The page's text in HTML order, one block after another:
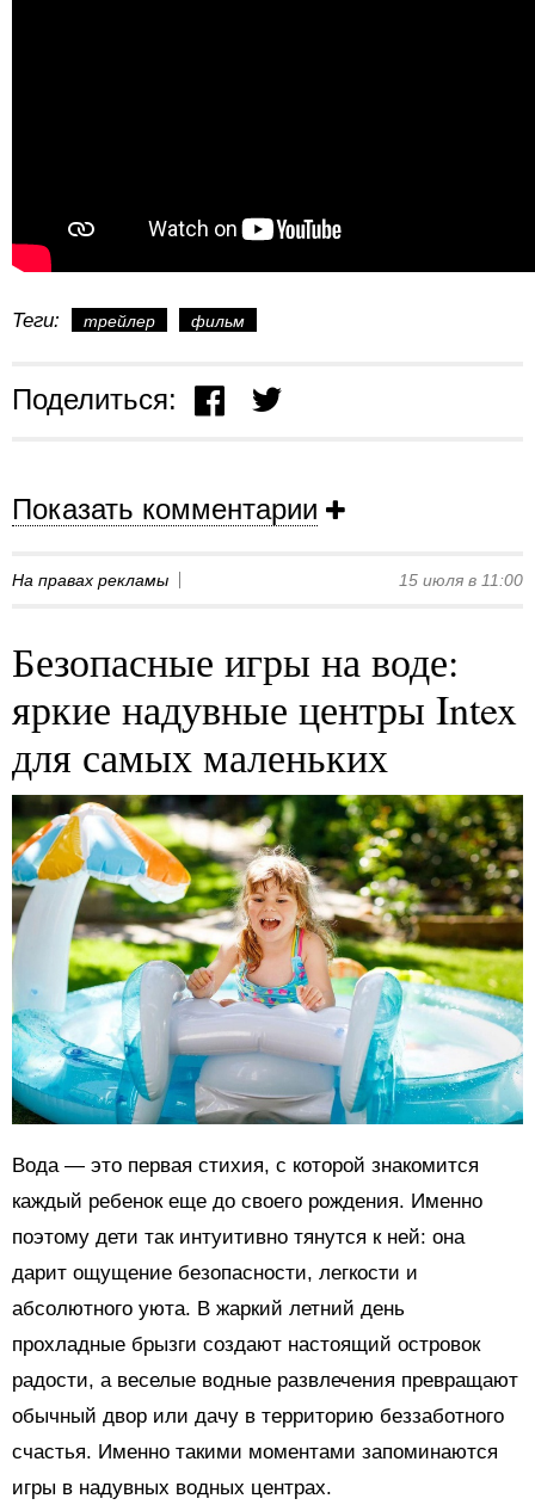
Теги: трейлер фильм
Поделиться:
Показать комментарии
На правах рекламы 15 июля в 11:00
Безопасные игры на воде:
яркие надувные центры Intex
для самых маленьких
Вода — это первая стихия, с которой знакомится
каждый ребенок еще до своего рождения. Именно
поэтому дети так интуитивно тянутся к ней: она
дарит ощущение безопасности, легкости и
абсолютного уюта. В жаркий летний день
прохладные брызги создают настоящий островок
радости, а веселые водные развлечения превращают
обычный двор или дачу в территорию беззаботного
счастья. Именно такими моментами запоминаются
игры в надувных водных центрах.